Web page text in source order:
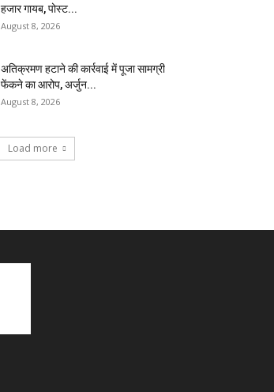
हजार गायब, पोस्ट...
August 8, 2026
अतिक्रमण हटाने की कार्रवाई में पूजा सामग्री
फेंकने का आरोप, अर्जुन...
August 8, 2026
Load more